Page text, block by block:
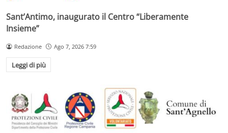
Sant’Antimo, inaugurato il Centro “Liberamente
Insieme”
Redazione Ago 7, 2026 7:59
Leggi di più